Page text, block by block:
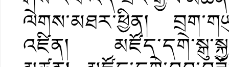
ལེགས་མཐར་ཕྱིན།
འཛིན།